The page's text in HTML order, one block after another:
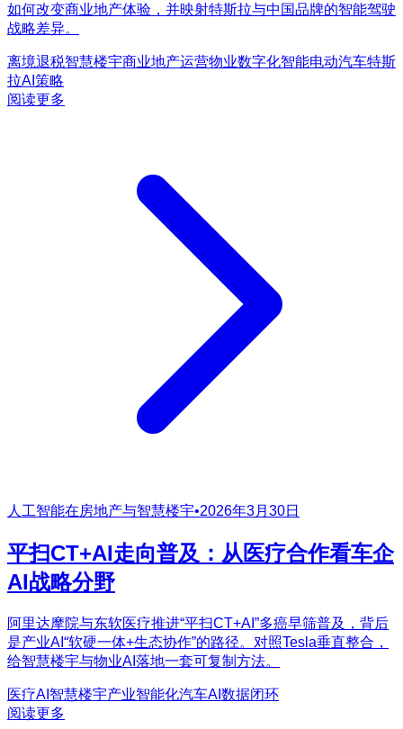
如何改变商业地产体验，并映射特斯拉与中国品牌的智能驾驶
战略差异。
离境退税智慧楼宇商业地产运营物业数字化智能电动汽车特斯
拉AI策略
阅读更多
人工智能在房地产与智慧楼宇•2026年3月30日
平扫CT+AI走向普及：从医疗合作看车企
AI战略分野
阿里达摩院与东软医疗推进“平扫CT+AI”多癌早筛普及，背后
是产业AI“软硬一体+生态协作”的路径。对照Tesla垂直整合，
给智慧楼宇与物业AI落地一套可复制方法。
医疗AI 智慧楼宇产业智能化汽车AI 数据闭环
阅读更多